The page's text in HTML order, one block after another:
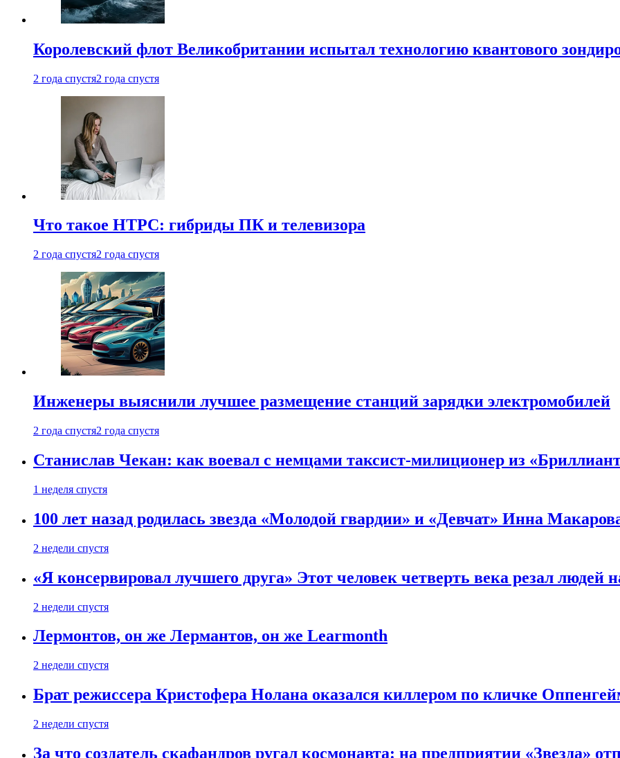
Королевский флот Великобритании испытал технологию квантового
2 года спустя2 года спустя
Что такое HTPC: гибриды ПК и телевизора
2 года спустя2 года спустя
Инженеры выяснили лучшее размещение станций зарядки электромобилей
2 года спустя2 года спустя
Станислав Чекан: как воевал с немцами таксист-милиционер из
1 неделя спустя
100 лет назад родилась звезда «Молодой гвардии» и «Девчат» Инна
2 недели спустя
«Я консервировал лучшего друга» Этот человек четверть века резал людей
2 недели спустя
Лермонтов, он же Лермантов, он же Learmonth
2 недели спустя
Брат режиссера Кристофера Нолана оказался киллером по кличке
2 недели спустя
За что создатель скафандров ругал космонавта: на предприятии «Звезда»